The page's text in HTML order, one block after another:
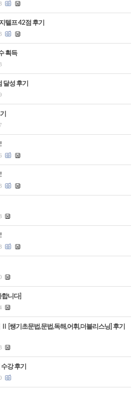
텔프 42점 후기
획득
달성 후기
합니다]
[쌩기초문법,문법,독해,어휘,더블리스닝] 후기
강 후기